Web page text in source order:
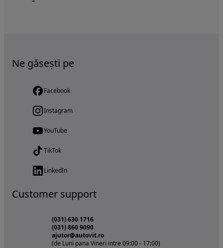
Ne găsești pe
Facebook
Instagram
YouTube
TikTok
LinkedIn
Customer support
(031) 630 1716
(031) 860 9090
ajutor@autovit.ro
(de Luni pana Vineri intre 09:00 - 17:00)